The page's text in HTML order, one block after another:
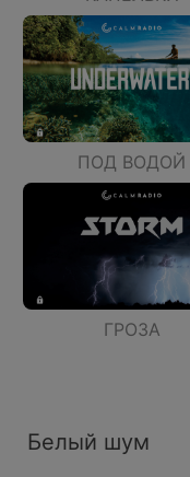
ПОД ВОДОЙ
ГРОЗА
Белый шум